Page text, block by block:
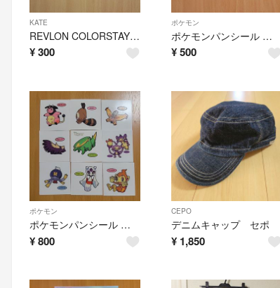
KATE
REVLON COLORSTAY & KATE アイシャドウパレット
¥300
ポケモン
ポケモンパンシール セット
¥500
ポケモン
ポケモンパンシール セット
¥800
CEPO
デニムキャップ セポ
¥ 1,850